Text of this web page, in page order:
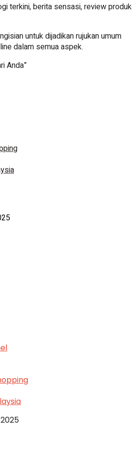
terkini, berita sensasi, review produk
untuk dijadikan rujukan umum
dalam semua aspek.
Anda”